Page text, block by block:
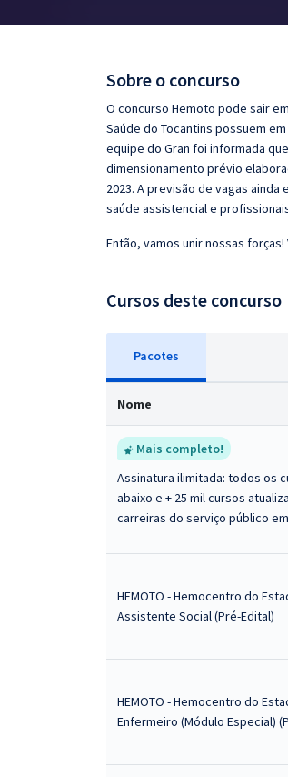
Questões grátis
Sobre o concurso
O concurso Hemoto pode sair
Saúde do Tocantins possuem
equipe do Gran foi informada
dimensionamento prévio
2023. A previsão de vagas
saúde assistencial e
Então, vamos unir nossas
Cursos deste concurso
Pacotes
Nome
Mais completo!
Assinatura ilimitada: todos os
abaixo e + 25 mil cursos
carreiras do serviço público
HEMOTO - Hemocentro do
Assistente Social (Pré-Edital)
HEMOTO - Hemocentro do
Enfermeiro (Módulo Especial)